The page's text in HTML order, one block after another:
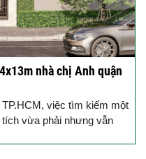
nhà chị Anh quận
việc tìm kiếm một
vừa phải nhưng vẫn